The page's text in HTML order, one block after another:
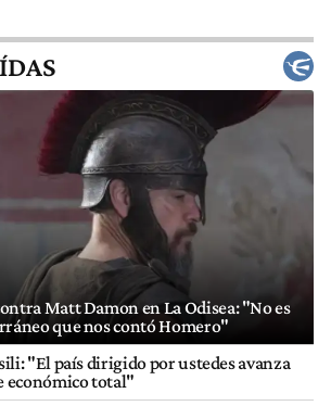
Matt Damon en La Odisea: "No es
que nos contó Homero"
"El país dirigido por ustedes avanza
económico total"